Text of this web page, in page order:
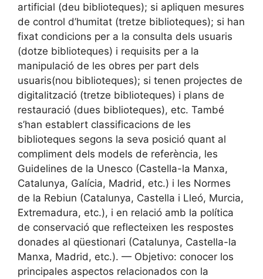
artificial (deu biblioteques); si apliquen mesures
de control d’humitat (tretze biblioteques); si han
fixat condicions per a la consulta dels usuaris
(dotze biblioteques) i requisits per a la
manipulació de les obres per part dels
usuaris(nou biblioteques); si tenen projectes de
digitalització (tretze biblioteques) i plans de
restauració (dues biblioteques), etc. També
s’han establert classificacions de les
biblioteques segons la seva posició quant al
compliment dels models de referència, les
Guidelines de la Unesco (Castella-la Manxa,
Catalunya, Galícia, Madrid, etc.) i les Normes
de la Rebiun (Catalunya, Castella i Lleó, Murcia,
Extremadura, etc.), i en relació amb la política
de conservació que reflecteixen les respostes
donades al qüestionari (Catalunya, Castella-la
Manxa, Madrid, etc.). — Objetivo: conocer los
principales aspectos relacionados con la